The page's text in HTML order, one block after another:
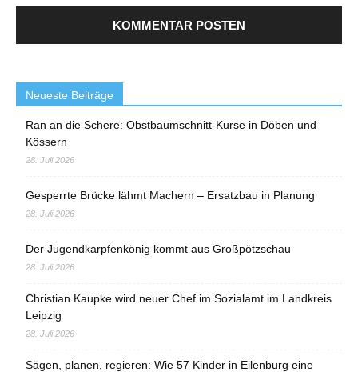
Neueste Beiträge
Ran an die Schere: Obstbaumschnitt-Kurse in Döben und
Kössern
28. Juli 2026
Gesperrte Brücke lähmt Machern – Ersatzbau in Planung
28. Juli 2026
Der Jugendkarpfenkönig kommt aus Großpötzschau
28. Juli 2026
Christian Kaupke wird neuer Chef im Sozialamt im Landkreis
Leipzig
28. Juli 2026
Sägen, planen, regieren: Wie 57 Kinder in Eilenburg eine